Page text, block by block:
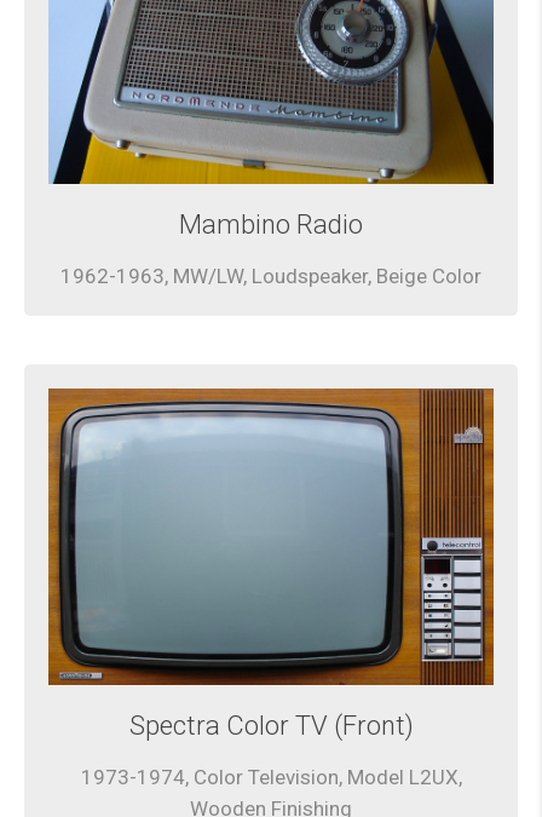
Mambino Radio
1962-1963, MW/LW, Loudspeaker, Beige Color
Spectra Color TV (Front)
1973-1974, Color Television, Model L2UX,
Wooden Finishing